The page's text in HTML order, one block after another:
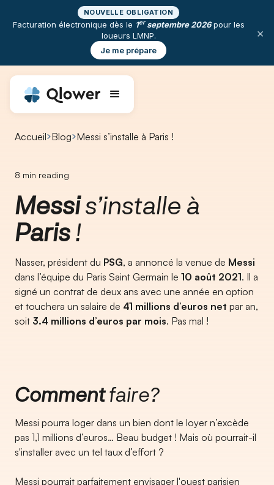
NOUVELLE OBLIGATION
Facturation électronique dès le 1erseptembre 2026pour les
loueurs LMNP.
Je me prépare
×
Accueil Blog Messi s’installe à Paris !
8 min reading
Messis’installe à
Paris!
Nasser, président du PSG, a annoncé la venue de Messi
dans l’équipe du Paris Saint Germain le 10 août 2021. Il a
signé un contrat de deux ans avec une année en option
et touchera un salaire de 41 millions d’euros net par an,
soit 3.4 millions d’euros par mois. Pas mal !
Commentfaire?
Messi pourra loger dans un bien dont le loyer n’excède
pas 1,1 millions d’euros… Beau budget ! Mais où pourrait-il
s'installer avec un tel taux d’effort ?
Messi pourrait parfaitement envisager l'ouest parisien